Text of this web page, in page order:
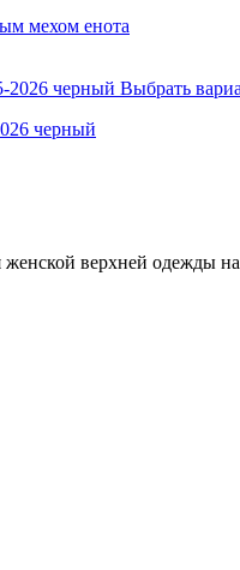
мехом енота
Выбрать
черный
женской верхней